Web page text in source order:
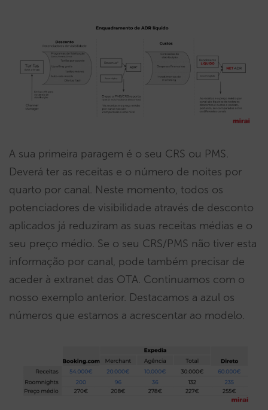
A sua primeira paragem é o seu CRS ou PMS.
Deverá ter as receitas e o número de noites por
quarto por canal. Neste momento, todos os
potenciadores de visibilidade através de desconto
aplicados já reduziram as suas receitas médias e o
seu preço médio. Se o seu CRS/PMS não tiver esta
informação por canal, pode também precisar de
aceder à extranet das OTA. Continuamos com o
nosso exemplo anterior. Destacamos a azul os
números que estamos a acrescentar ao modelo.